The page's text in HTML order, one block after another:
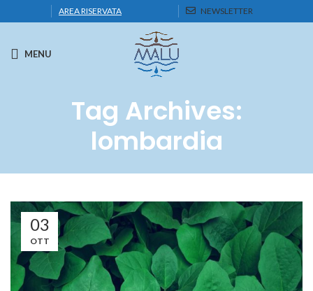
AREA RISERVATA NEWSLETTER
MENU
Tag Archives:
lombardia
03
OTT